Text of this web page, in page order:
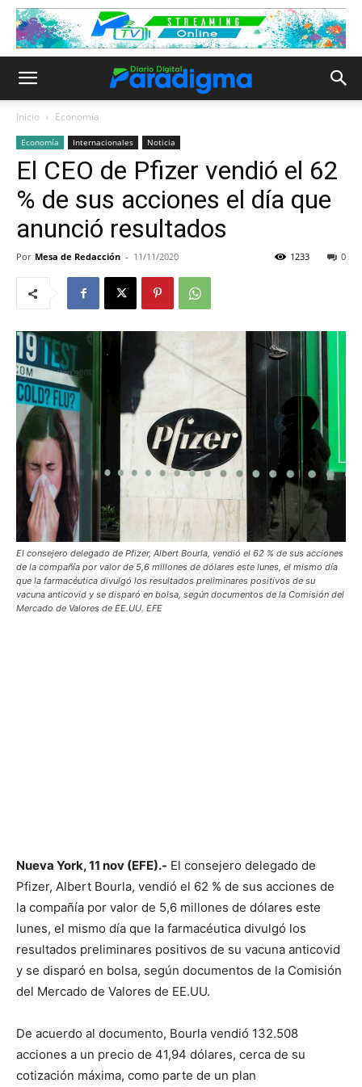
Inicio Economía
Economía Internacionales Noticia
El CEO de Pfizer vendió el 62
% de sus acciones el día que
anunció resultados
Por Mesa de Redacción - 11/11/2020 0
1233
El consejero delegado de Pfizer, Albert Bourla, vendió el 62 % de sus acciones
de la compañía por valor de 5,6 millones de dólares este lunes, el mismo día
que la farmacéutica divulgó los resultados preliminares positivos de su
vacuna anticovid y se disparó en bolsa, según documentos de la Comisión del
Mercado de Valores de EE.UU. EFE
Nueva York, 11 nov (EFE).- El consejero delegado de
Pfizer, Albert Bourla, vendió el 62 % de sus acciones de
la compañía por valor de 5,6 millones de dólares este
lunes, el mismo día que la farmacéutica divulgó los
resultados preliminares positivos de su vacuna anticovid
y se disparó en bolsa, según documentos de la Comisión
del Mercado de Valores de EE.UU.
De acuerdo al documento, Bourla vendió 132.508
acciones a un precio de 41,94 dólares, cerca de su
cotización máxima, como parte de un plan